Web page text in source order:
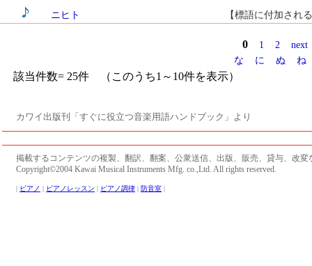
ニヒト 【標語に付加され
0 1 2
next
な
に ぬ ね
該当件数= 25件 （このうち1～10件を表示）
カワイ出版刊「すぐに役立つ音楽用語ハンドブック」より
掲載するコンテンツの複製、翻訳、翻案、公衆送信、出版、販売、貸与、改変
Copyright©2004 Kawai Musical Instruments Mfg. co.,Ltd. All rights reserved.
| ピアノ | ピアノレッスン | ピアノ調律 | 防音室 |